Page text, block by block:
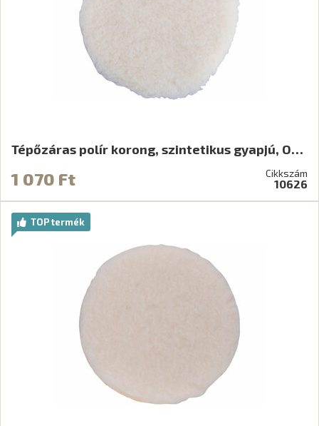
Tépőzáras polír korong, szintetikus gyapjú, O…
1 070 Ft Cikkszám
10626
TOP termék